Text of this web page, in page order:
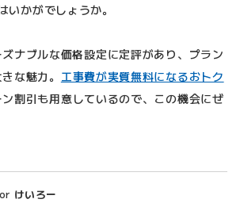
いかがでしょうか。
ナブルな価格設定に定評があり、プラン
な魅力。 工事費が実質無料になるおトク
割引も用意しているので、この機会にぜ
けいろー